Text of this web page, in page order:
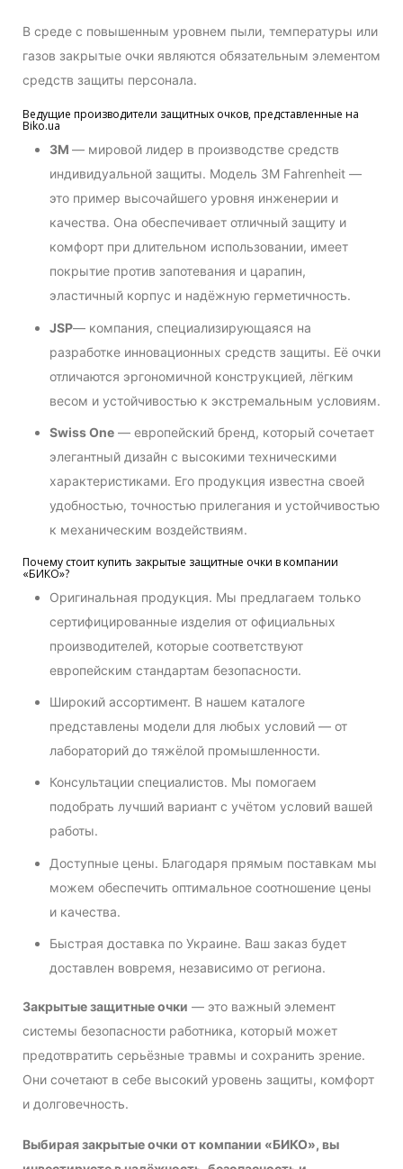
В среде с повышенным уровнем пыли, температуры или
газов закрытые очки являются обязательным элементом
средств защиты персонала.
Ведущие производители защитных очков, представленные на
Biko.ua
3M — мировой лидер в производстве средств
индивидуальной защиты. Модель 3M Fahrenheit —
это пример высочайшего уровня инженерии и
качества. Она обеспечивает отличный защиту и
комфорт при длительном использовании, имеет
покрытие против запотевания и царапин,
эластичный корпус и надёжную герметичность.
JSP— компания, специализирующаяся на
разработке инновационных средств защиты. Её очки
отличаются эргономичной конструкцией, лёгким
весом и устойчивостью к экстремальным условиям.
Swiss One — европейский бренд, который сочетает
элегантный дизайн с высокими техническими
характеристиками. Его продукция известна своей
удобностью, точностью прилегания и устойчивостью
к механическим воздействиям.
Почему стоит купить закрытые защитные очки в компании
«БИКО»?
Оригинальная продукция. Мы предлагаем только
сертифицированные изделия от официальных
производителей, которые соответствуют
европейским стандартам безопасности.
Широкий ассортимент. В нашем каталоге
представлены модели для любых условий — от
лабораторий до тяжёлой промышленности.
Консультации специалистов. Мы помогаем
подобрать лучший вариант с учётом условий вашей
работы.
Доступные цены. Благодаря прямым поставкам мы
можем обеспечить оптимальное соотношение цены
и качества.
Быстрая доставка по Украине. Ваш заказ будет
доставлен вовремя, независимо от региона.
Закрытые защитные очки — это важный элемент
системы безопасности работника, который может
предотвратить серьёзные травмы и сохранить зрение.
Они сочетают в себе высокий уровень защиты, комфорт
и долговечность.
Выбирая закрытые очки от компании «БИКО», вы